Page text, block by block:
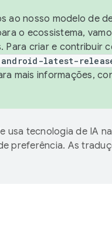
ao nosso modelo de
o ecossistema,
criar e contribuir
android-latest-
mais informações,
usa tecnologia de IA
preferência. As